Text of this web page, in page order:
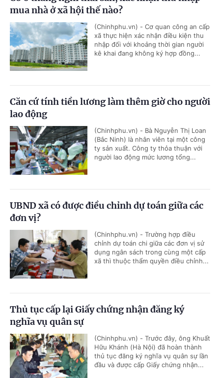
mua nhà ở xã hội thế nào?
(Chinhphu.vn) - Cơ quan công an cấp
xã thực hiện xác nhận điều kiện thu
nhập đối với khoảng thời gian người
kê khai đang không ký hợp đồng...
Căn cứ tính tiền lương làm thêm giờ cho người
lao động
(Chinhphu.vn) - Bà Nguyễn Thị Loan
(Bắc Ninh) là nhân viên tại một công
ty sản xuất. Công ty thỏa thuận với
người lao động mức lương tổng...
UBND xã có được điều chỉnh dự toán giữa các
đơn vị?
(Chinhphu.vn) - Trường hợp điều
chỉnh dự toán chi giữa các đơn vị sử
dụng ngân sách trong cùng một cấp
xã thì thuộc thẩm quyền điều chỉnh...
Thủ tục cấp lại Giấy chứng nhận đăng ký
nghĩa vụ quân sự
(Chinhphu.vn) - Trước đây, ông Khuất
Hữu Khánh (Hà Nội) đã hoàn thành
thủ tục đăng ký nghĩa vụ quân sự lần
đầu và được cấp Giấy chứng nhận...